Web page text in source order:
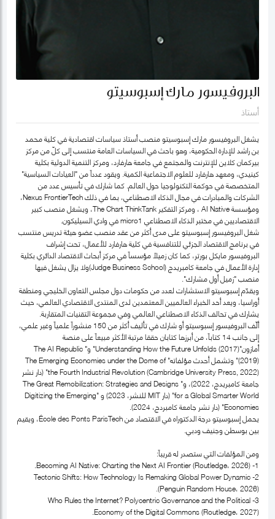
البروفيسور مارك إسبوسيتو
أستاذ
يشغل البروفيسور مارك إسبوسيتو منصب أستاذ سياسات اقتصادية في كلية محمد
بن راشد للإدارة الحكومية، وهو باحث في السياسات العامة منتسب إلى كلّ من مركز
بيركمان كلاين للإنترنت والمجتمع في جامعة هارفارد، ومركز التنمية الدولية بكلية
كينيدي، ومعهد هارفارد للعلوم الاجتماعية الكمية. ويقود عدداً من "العيادات السياسية"
المتخصصة في حوكمة التكنولوجيا حول العالم. كما شارك في تأسيس عدد من
الشركات والمبادرات في مجال الذكاء الاصطناعي، بما في ذلك Nexus FrontierTech،
ومؤسسة AI Native ، ومركز التفكير The Chart ThinkTank، ويشغل منصب كبير
الاقتصاديين في مختبر الذكاء الاصطناعي micro1 في وادي السيليكون.
شغل البروفيسور إسبوسيتو على مدى أكثر من عقد منصب عضو هيئة تدريس منتسب
في برنامج الاقتصاد الجزئي للتنافسية في كلية هارفارد للأعمال، تحت إشراف
البروفيسور مايكل بورتر، كما كان زميلاً مؤسساً في مركز أبحاث الاقتصاد الدائري بكلية
إدارة الأعمال في جامعة كامبريدج (Judge Business School)ولا يزال يشغل فيها
منصب "زميل أول مشارك".
ويقدّم إسبوسيتو الاستشارات لعدد من حكومات دول مجلس التعاون الخليجي ومنطقة
أوراسيا، ويعد أحد الخبراء العالميين المعتمدين لدى المنتدى الاقتصادي العالمي، حيث
يشارك في تحالف الذكاء الاصطناعي العالمي وفي مجموعة التقنيات المتقاربة.
ألّف البروفيسور إسبوسيتو أو شارك في تأليف أكثر من 150 منشوراً علمياً وغير علمي،
إلى جانب 14 كتاباً، من أبرزها كتابان حققا مرتبة الأكثر مبيعاً على منصة
أمازون"Understanding How the Future Unfolds (2017)" و" The AI Republic
(2019)" وتشمل أحدث مؤلفاته" The Emerging Economies under the Dome of
the Fourth Industrial Revolution (Cambridge University Press, 2022)" (دار نشر
جامعة كامبريدج، 2022)، و" The Great Remobilization: Strategies and Designs
for a Global Smarter World" (دار MIT للنشر، 2023) و "Digitizing the Emerging
Economies" (دار نشر جامعة كامبردج، 2024).
يحمل إسبوسيتو درجة الدكتوراه في الاقتصاد من École des Ponts ParisTech، ويقيم
بين بوسطن وجنيف ودبي.
ومن المؤلفات التي ستصدر له قريباً:
1- Becoming AI Native: Charting the Next AI Frontier (Routledge، 2026).
2- Tectonic Shifts: How Technology Is Remaking Global Power Dynamic
(Penguin Random House، 2026).
3- Who Rules the Internet? Polycentric Governance and the Political
Economy of the Digital Commons (Routledge، 2027).